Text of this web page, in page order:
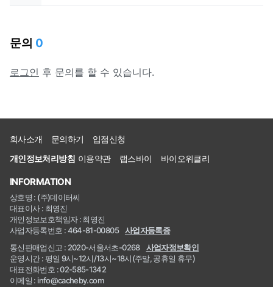
문의 0
로그인 후 문의를 할 수 있습니다.
회사소개 문의하기
입점신청
개인정보처리방침 이용약관 랩스바이 바이오위클리
INFORMATION
상호명 : (주)데이터씨
대표이사 : 최영진
개인정보보호책임자 : 최영진
사업자등록번호 : 464-81-00805
사업자등록증
통신판매업신고 : 2020-서울서초-0268
사업자정보확인
운영시간 : 평일 9시~12시/13시~18시(주말, 공휴일 휴무)
대표전화번호 : 02-585-1342
이메일 : info@cacheby.com